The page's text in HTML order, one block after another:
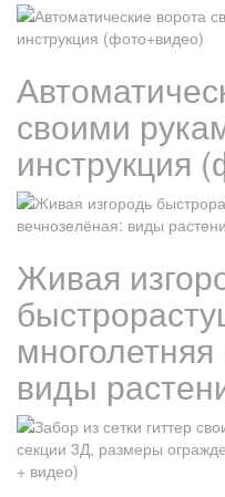
своими
инструкция
Живая
виды